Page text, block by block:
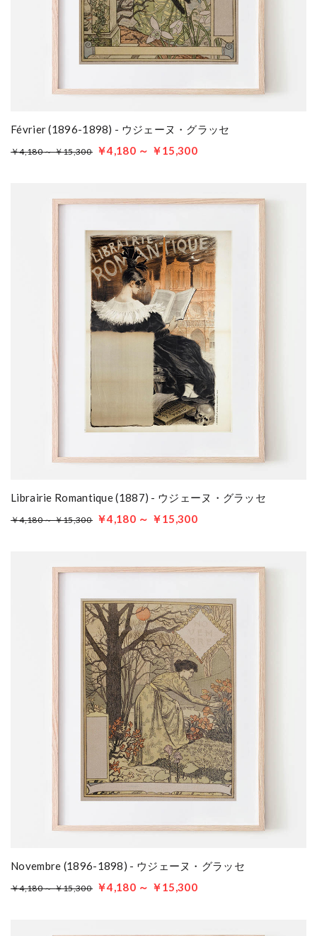
Février (1896-1898) - ウジェーヌ・グラッセ
￥4,180 ～ ￥15,300 ￥4,180 ～ ￥15,300
Librairie Romantique (1887) - ウジェーヌ・グラッセ
￥4,180 ～ ￥15,300 ￥4,180 ～ ￥15,300
Novembre (1896-1898) - ウジェーヌ・グラッセ
￥4,180 ～ ￥15,300 ￥4,180 ～ ￥15,300